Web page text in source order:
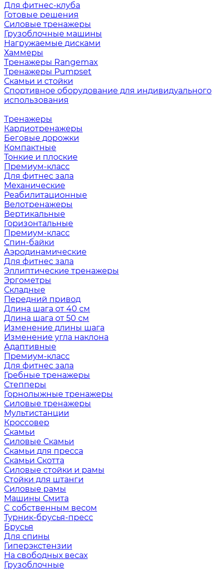
Для фитнес-клуба
Готовые решения
Силовые тренажеры
Грузоблочные машины
Нагружаемые дисками
Хаммеры
Тренажеры Rangemax
Тренажеры Pumpset
Скамьи и стойки
Спортивное оборудование для индивидуального
использования
Тренажеры
Кардиотренажеры
Беговые дорожки
Компактные
Тонкие и плоские
Премиум-класс
Для фитнес зала
Механические
Реабилитационные
Велотренажеры
Вертикальные
Горизонтальные
Премиум-класс
Спин-байки
Аэродинамические
Для фитнес зала
Эллиптические тренажеры
Эргометры
Складные
Передний привод
Длина шага от 40 см
Длина шага от 50 см
Изменение длины шага
Изменение угла наклона
Адаптивные
Премиум-класс
Для фитнес зала
Гребные тренажеры
Степперы
Горнолыжные тренажеры
Силовые тренажеры
Мультистанции
Кроссовер
Скамьи
Силовые Скамьи
Скамьи для пресса
Скамьи Скотта
Силовые стойки и рамы
Стойки для штанги
Силовые рамы
Машины Смита
C собственным весом
Турник-брусья-пресс
Брусья
Для спины
Гиперэкстензии
На свободных весах
Грузоблочные